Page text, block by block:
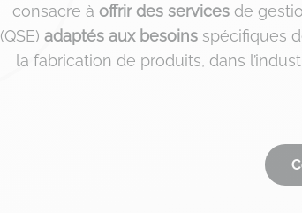
consacre à offrir des services de
(QSE) adaptés aux besoins spécifiques
la fabrication de produits, dans